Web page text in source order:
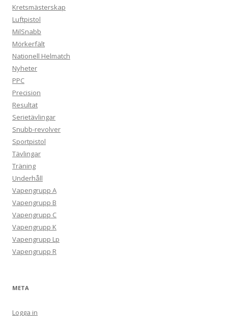
Kretsmästerskap
Luftpistol
MilSnabb
Mörkerfält
Nationell Helmatch
Nyheter
PPC
Precision
Resultat
Serietävlingar
Snubb-revolver
Sportpistol
Tävlingar
Träning
Underhåll
Vapengrupp A
Vapengrupp B
Vapengrupp C
Vapengrupp K
Vapengrupp Lp
Vapengrupp R
META
Logga in